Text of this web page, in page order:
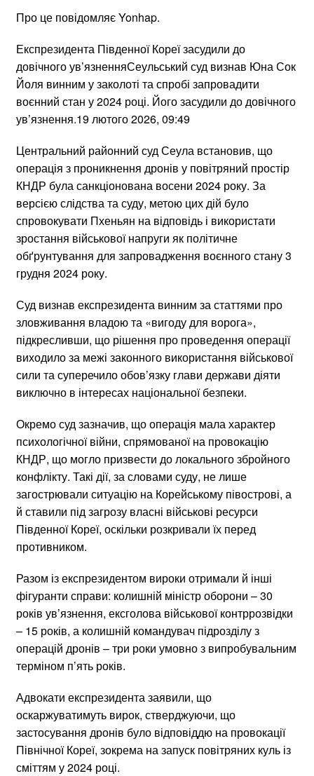
Про це повідомляє Yonhap.
Експрезидента Південної Кореї засудили до
довічного ув’язненняСеульський суд визнав Юна Сок
Йоля винним у заколоті та спробі запровадити
воєнний стан у 2024 році. Його засудили до довічного
ув’язнення.19 лютого 2026, 09:49
Центральний районний суд Сеула встановив, що
операція з проникнення дронів у повітряний простір
КНДР була санкціонована восени 2024 року. За
версією слідства та суду, метою цих дій було
спровокувати Пхеньян на відповідь і використати
зростання військової напруги як політичне
обґрунтування для запровадження воєнного стану 3
грудня 2024 року.
Суд визнав експрезидента винним за статтями про
зловживання владою та «вигоду для ворога»,
підкресливши, що рішення про проведення операції
виходило за межі законного використання військової
сили та суперечило обов’язку глави держави діяти
виключно в інтересах національної безпеки.
Окремо суд зазначив, що операція мала характер
психологічної війни, спрямованої на провокацію
КНДР, що могло призвести до локального збройного
конфлікту. Такі дії, за словами суду, не лише
загострювали ситуацію на Корейському півострові, а
й ставили під загрозу власні військові ресурси
Південної Кореї, оскільки розкривали їх перед
противником.
Разом із експрезидентом вироки отримали й інші
фігуранти справи: колишній міністр оборони – 30
років ув’язнення, ексголова військової контррозвідки
– 15 років, а колишній командувач підрозділу з
операцій дронів – три роки умовно з випробувальним
терміном п’ять років.
Адвокати експрезидента заявили, що
оскаржуватимуть вирок, стверджуючи, що
застосування дронів було відповіддю на провокації
Північної Кореї, зокрема на запуск повітряних куль із
сміттям у 2024 році.